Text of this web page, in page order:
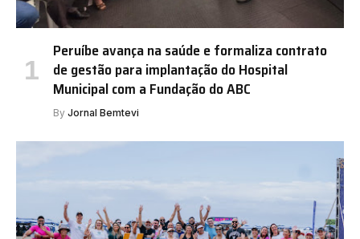
Peruíbe avança na saúde e formaliza contrato
de gestão para implantação do Hospital
Municipal com a Fundação do ABC
By Jornal Bemtevi